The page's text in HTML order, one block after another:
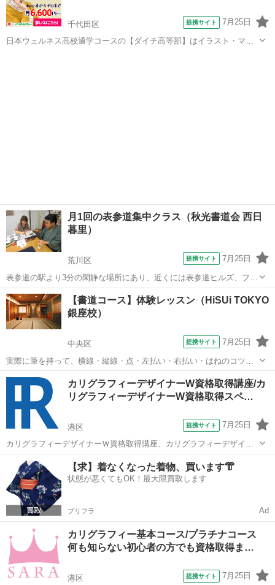
千代田区 提携サイト 7月25日
日本ウェルネス高校通学コースの【ダイチ高等部】はイラスト・マン
月1回の表参道集中クラス（秋光書道会 西日
暮里）
荒川区 提携サイト 7月25日
表参道の駅より3分の閑静な場所にあり、近くには表参道ヒルズ、フラ
ンスのクレープ屋さんなどファッショナブルなロケーションにある教
室で受講するコースです。 大変静かな教室なので、落ち着いて心をリ
フレッシュしながら墨を摺り、自分だ...
東京 荒川区 その他
【書道コース】体験レッスン（HiSUi TOKYO
銀座校）
中央区 提携サイト 7月25日
実際に筆を持って、横線・縦線・点・左払い・右払い・はねのコツな
どを学びます。昨今の挨拶文やお礼状は、ほとんどが印刷で、筆を使
って文字を書く機会が少なくなってきています。こんな時代だからこ
そ、心からの感謝の気持ちを美しい文字で...
東京 中央区 その他
カリグラフィーデザイナーW資格取得講座/カ
リグラフィーデザイナーW資格取得スペ…
港区 提携サイト 7月25日
カリグラフィーデザイナーＷ資格取得講座、カリグラフィーデザイナ
ーＷ資格取得スペシャル講座ではカリグラフィーの歴史、カリグラフ
ィーのフォントの種類、カリグラフィーを使う仕事やテクニックを学
び、実際に書き方の練習も出来る講座とな...
東京 デッサン
【求】着なくなった着物、買います👘
状態が悪くてもOK！最大限買取します
プリフラ Ad
カリグラフィー基本コース/プラチナコース
何も知らない初心者の方でも資格取得ま…
港区 提携サイト 7月25日